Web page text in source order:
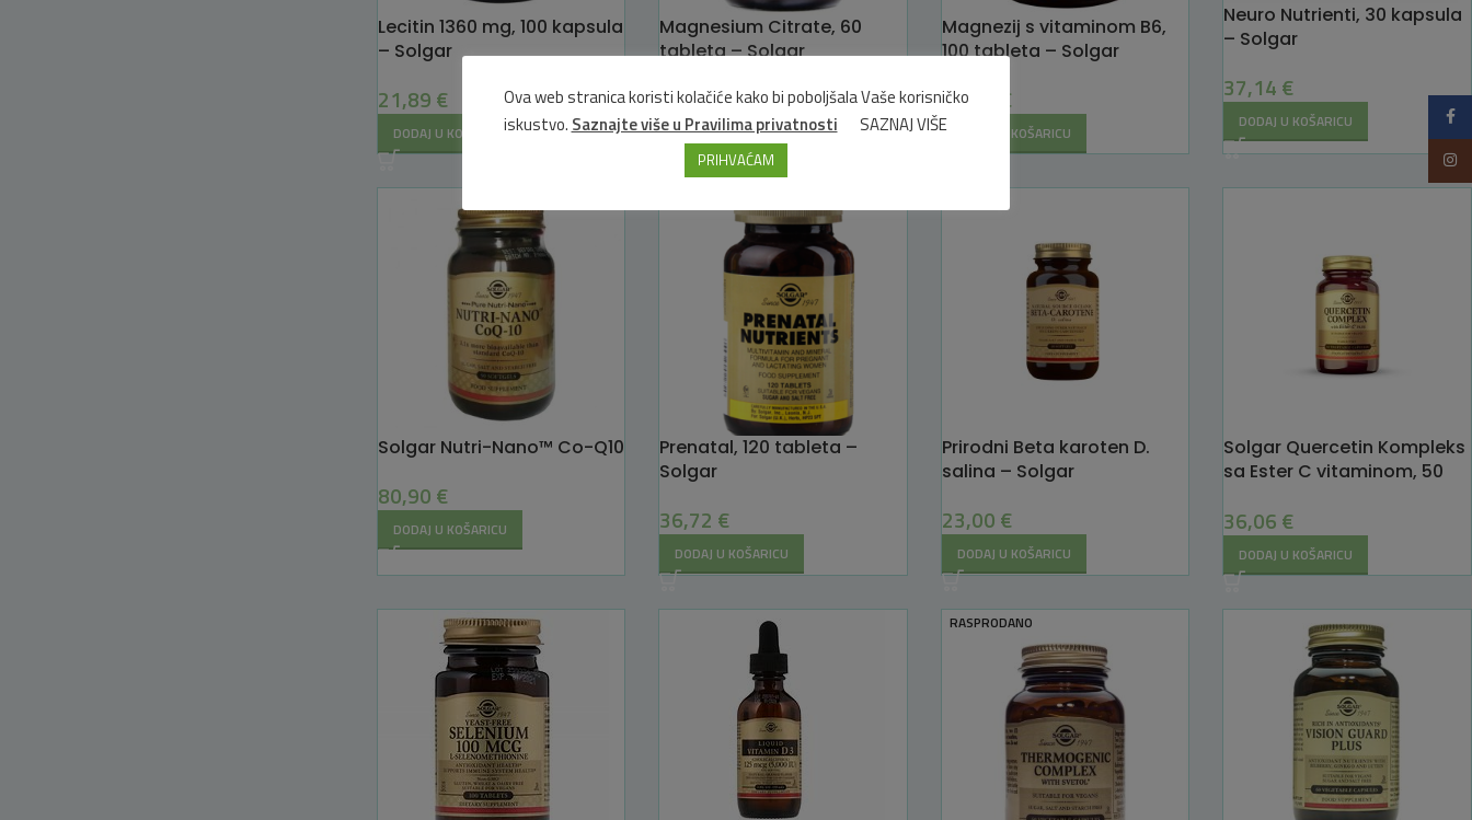
Lecitin 1360 mg, 100 kapsula
– Solgar
21,89 €
DODAJ U KOŠARICU
Magnesium Citrate, 60
tableta – Solgar
22,90€
DODAJ U KOŠARICU
Magnezij s vitaminom B6,
100 tableta – Solgar
16,78 €
DODAJ U KOŠARICU
Neuro Nutrienti, 30 kapsula
– Solgar
37,14 €
DODAJ U KOŠARICU
Solgar Nutri-Nano™ Co-Q10
80,90 €
DODAJ U KOŠARICU
Prenatal, 120 tableta –
Solgar
36,72 €
DODAJ U KOŠARICU
Prirodni Beta karoten D.
salina – Solgar
23,00 €
DODAJ U KOŠARICU
Solgar Quercetin Kompleks
sa Ester C vitaminom, 50
36,06 €
DODAJ U KOŠARICU
RASPRODANO
Ova web stranica koristi kolačiće kako bi poboljšala Vaše korisničko
iskustvo. Saznajte više u Pravilima privatnosti SAZNAJ VIŠE
PRIHVAĆAM